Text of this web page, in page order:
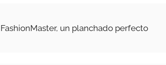
FashionMaster, un planchado perfecto